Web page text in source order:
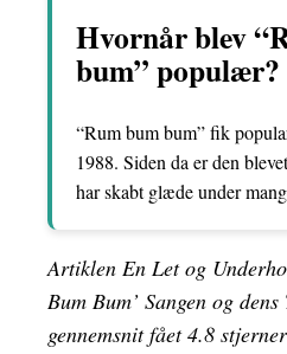
Hvornår blev
bum” populær?
“Rum bum bum” fik
1988. Siden da er den
har skabt glæde under
Artiklen En Let og
Bum Bum’ Sangen og
gennemsnit fået4.8